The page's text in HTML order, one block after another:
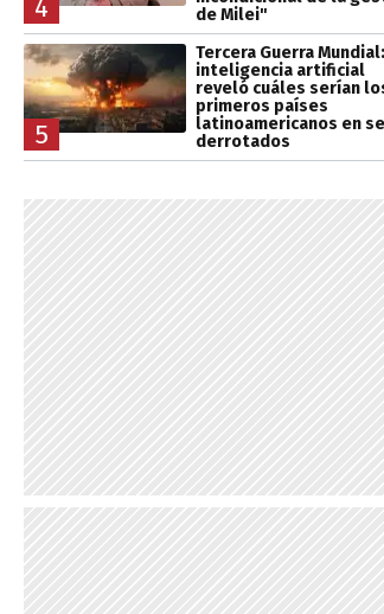
4
de Milei"
5
Tercera Guerra
inteligencia artificial
reveló cuáles serían
primeros países
latinoamericanos en
derrotados